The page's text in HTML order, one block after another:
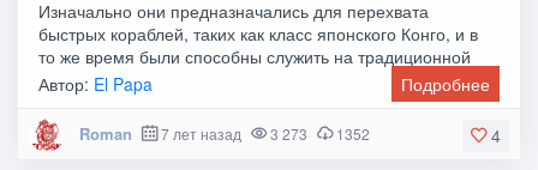
Изначально они предназначались для перехвата
быстрых кораблей, таких как класс японского Конго, и в
то же время были способны служить на традиционной
Автор: El Papa Подробнее
4
Roman 7 лет назад 3 273 1352